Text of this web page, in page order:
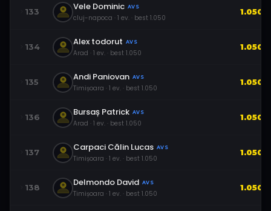
133 Vele Dominic AVS
cluj-napoca · 1 ev. · best 1.050
1.050
134 Alex todorut AVS
Arad · 1 ev. · best 1.050
1.050
135 Andi Paniovan AVS
Timișoara · 1 ev. · best 1.050
1.050
136 Bursaș Patrick AVS
Arad · 1 ev. · best 1.050
1.050
137 Carpaci Călin Lucas AVS
Timișoara · 1 ev. · best 1.050
1.050
138 Delmondo David AVS
Timișoara · 1 ev. · best 1.050
1.050